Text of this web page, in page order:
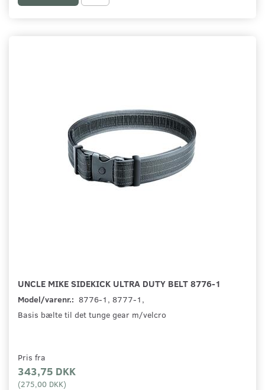
UNCLE MIKE SIDEKICK ULTRA DUTY BELT 8776-1
Model/varenr.: 8776-1, 8777-1,
Basis bælte til det tunge gear m/velcro
Pris fra
343,75 DKK
(275,00 DKK)